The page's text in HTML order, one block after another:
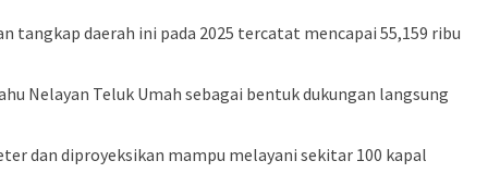
tangkap daerah ini pada 2025 tercatat mencapai 55,159 ribu
Nelayan Teluk Umah sebagai bentuk dukungan langsung
dan diproyeksikan mampu melayani sekitar 100 kapal